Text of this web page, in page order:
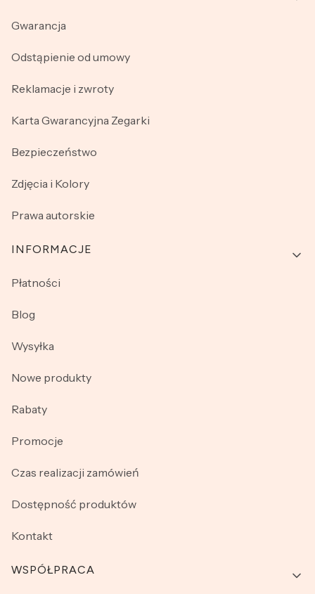
Gwarancja
Odstąpienie od umowy
Reklamacje i zwroty
Karta Gwarancyjna Zegarki
Bezpieczeństwo
Zdjęcia i Kolory
Prawa autorskie
INFORMACJE
Płatności
Blog
Wysyłka
Nowe produkty
Rabaty
Promocje
Czas realizacji zamówień
Dostępność produktów
Kontakt
WSPÓŁPRACA